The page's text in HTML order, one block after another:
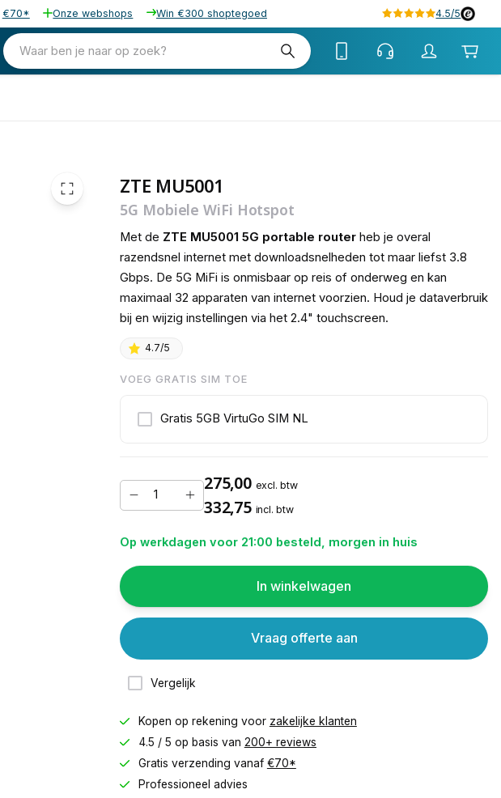
€70* Onze webshops Win €300 shoptegoed 4.5/5
Waar ben je naar op zoek?
ZTE MU5001
5G Mobiele WiFi Hotspot
Met de ZTE MU5001 5G portable router heb je overal
razendsnel internet met downloadsnelheden tot maar liefst 3.8
Gbps. De 5G MiFi is onmisbaar op reis of onderweg en kan
maximaal 32 apparaten van internet voorzien. Houd je dataverbruik
bij en wijzig instellingen via het 2.4" touchscreen.
4.7/5
VOEG GRATIS SIM TOE
Gratis 5GB VirtuGo SIM NL
275,00 excl. btw
332,75 incl. btw
Op werkdagen voor 21:00 besteld, morgen in huis
In winkelwagen
Vergelijk
Vraag offerte aan
Kopen op rekening voor zakelijke klanten
4.5 / 5 op basis van 200+ reviews
Gratis verzending vanaf €70*
Professioneel advies
275,00 excl. btw
332,75 incl. btw